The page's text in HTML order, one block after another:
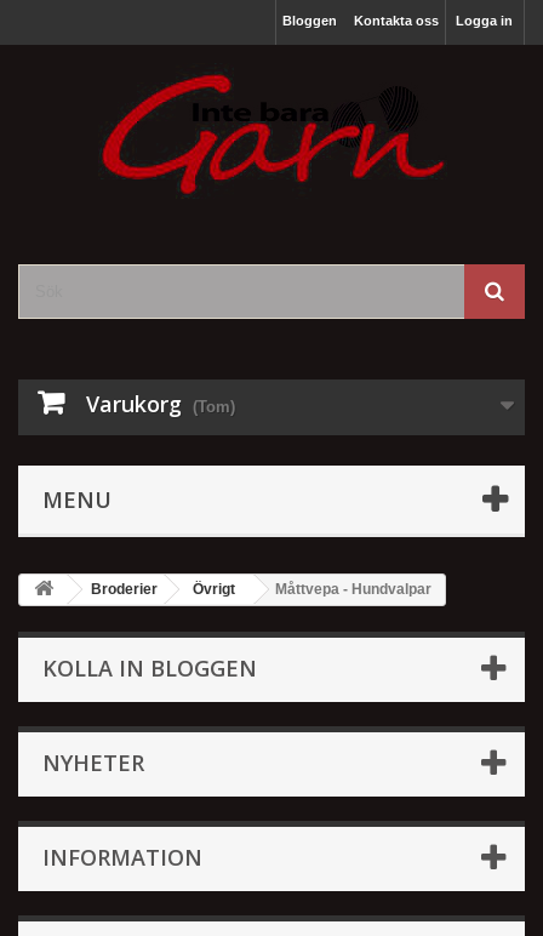
Logga in
Bloggen Kontakta oss
Varukorg (Tom)
MENU
Broderier Övrigt Måttvepa - Hundvalpar
KOLLA IN BLOGGEN
NYHETER
INFORMATION